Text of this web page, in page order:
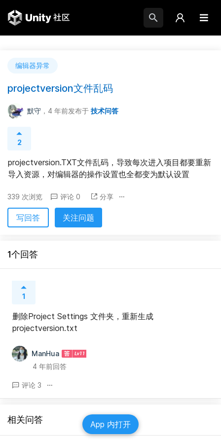
编辑器异常
projectversion文件乱码
默守 ，4 年前发布于 技术问答
2
projectversion.TXT文件乱码，导致每次进入项目都要重新
导入资源，对编辑器的操作设置也全都变为默认设置
339 次浏览 评论 0 分享
写回答 关注问题
1个回答
1
删除Project Settings 文件夹，重新生成
projectversion.txt
ManHua
4 年前回答
评论 3
相关问答 App 内打开